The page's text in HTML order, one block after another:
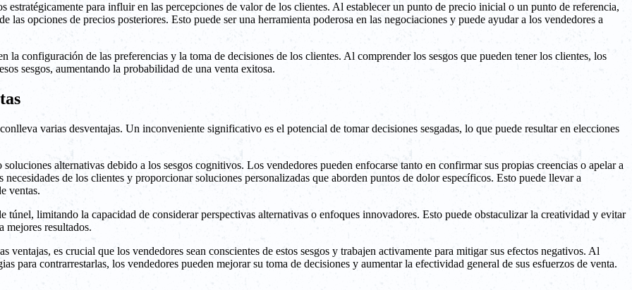
estratégicamente para influir en las percepciones de valor de los clientes. Al establecer un punto de precio inicial o un punto de referencia,
opciones de precios posteriores. Esto puede ser una herramienta poderosa en las negociaciones y puede ayudar a los vendedores a
la configuración de las preferencias y la toma de decisiones de los clientes. Al comprender los sesgos que pueden tener los clientes, los
sesgos, aumentando la probabilidad de una venta exitosa.
varias desventajas. Un inconveniente significativo es el potencial de tomar decisiones sesgadas, lo que puede resultar en elecciones
alternativas debido a los sesgos cognitivos. Los vendedores pueden enfocarse tanto en confirmar sus propias creencias o apelar a
de los clientes y proporcionar soluciones personalizadas que aborden puntos de dolor específicos. Esto puede llevar a
ventas.
túnel, limitando la capacidad de considerar perspectivas alternativas o enfoques innovadores. Esto puede obstaculizar la creatividad y evitar
mejores resultados.
ventajas, es crucial que los vendedores sean conscientes de estos sesgos y trabajen activamente para mitigar sus efectos negativos. Al
para contrarrestarlas, los vendedores pueden mejorar su toma de decisiones y aumentar la efectividad general de sus esfuerzos de venta.